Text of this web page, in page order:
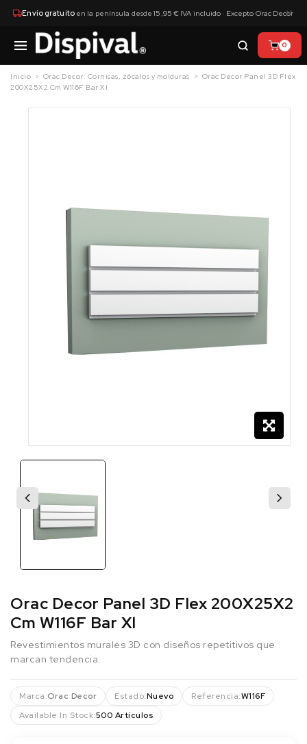
Envío gratuitoen la península desde 15,95 € IVA incluido · Excepto Orac Decor
×
0
Inicio Orac Decor: Cornisas, zócalos y molduras
Orac Decor Panel 3D Flex
200X25X2 Cm W116F Bar Xl
Orac Decor Panel 3D Flex 200X25X2
Cm W116F Bar Xl
Revestimientos murales 3D con diseños repetitivos que
marcan tendencia.
Marca:Orac Decor Estado:Nuevo Referencia:W116F
Available In Stock:500 Artículos